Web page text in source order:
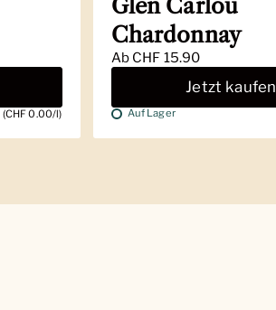
(CHF 0.00/l)
Glen Carlou
Chardonnay
Ab CHF 15.90
Jetzt kaufen
Auf Lager